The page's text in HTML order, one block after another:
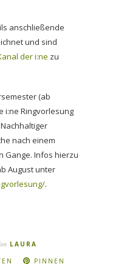
anschließende
und sind
der i:ne zu
(ab
i:ne Ringvorlesung
nach einem
Gange. Infos hierzu
August unter
.
LAURA
PINNEN